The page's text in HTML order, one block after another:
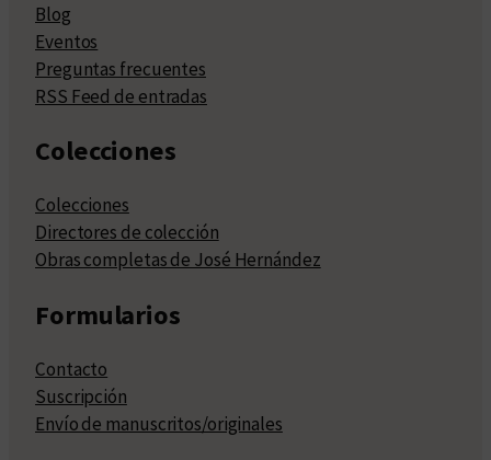
Blog
Eventos
Preguntas frecuentes
RSS Feed de entradas
Colecciones
Colecciones
Directores de colección
Obras completas de José Hernández
Formularios
Contacto
Suscripción
Envío de manuscritos/originales